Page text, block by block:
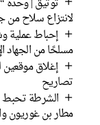
لانتزاع سلاح من
إحباط عملية
مسلحًا من الجهاد
إغلاق موقعين
تصاريح
مطار بن غوريون